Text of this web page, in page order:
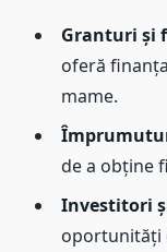
Granturi și
oferă
mame.
de a obține
Investitori
oportunități